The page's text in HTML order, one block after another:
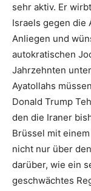
sehr aktiv. Er
Israels gegen die
Anliegen und
autokratischen
Jahrzehnten
Ayatollahs
Donald Trump
den die Iraner
Brüssel mit einem
nicht nur über
darüber, wie ein
geschwächtes